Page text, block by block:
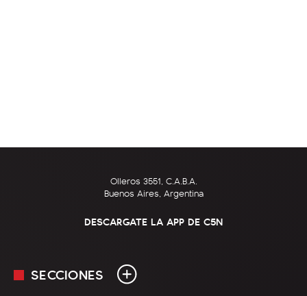
Olleros 3551, C.A.B.A.
Buenos Aires, Argentina
DESCARGATE LA APP DE C5N
SECCIONES